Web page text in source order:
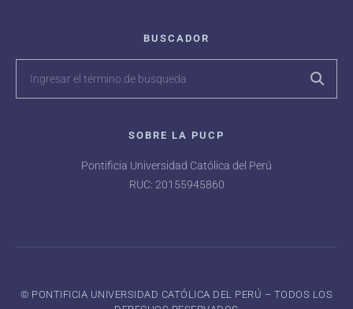
BUSCADOR
SOBRE LA PUCP
Pontificia Universidad Católica del Perú
RUC: 20155945860
©️ PONTIFICIA UNIVERSIDAD CATÓLICA DEL PERÚ – TODOS LOS